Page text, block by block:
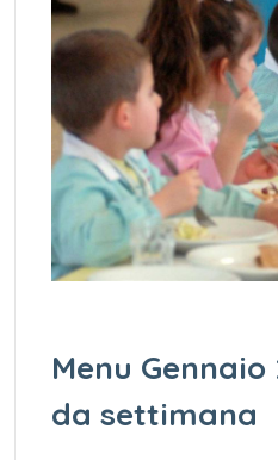
Menu Gennaio
da settimana